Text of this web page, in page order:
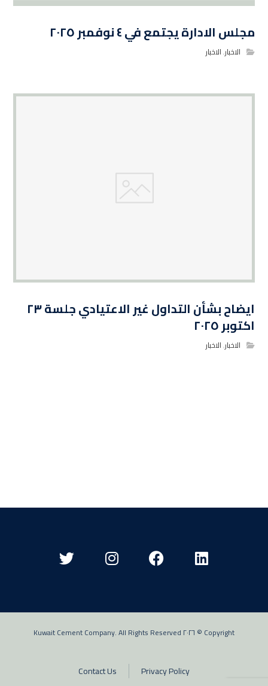
مجلس الادارة يجتمع في ٤ نوفمبر ٢٠٢٥
الاخبار,الاخبار
ايضاح بشأن التداول غير الاعتيادي جلسة ٢٣
اكتوبر ٢٠٢٥
الاخبار,الاخبار
Copyright © ٢٠٢٦ Kuwait Cement Company. All Rights Reserved
Contact Us Privacy Policy